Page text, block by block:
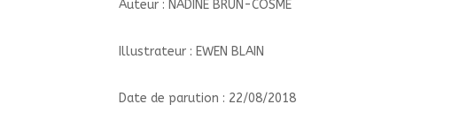
Auteur : NADINE BRUN-COSME
Illustrateur : EWEN BLAIN
Date de parution : 22/08/2018